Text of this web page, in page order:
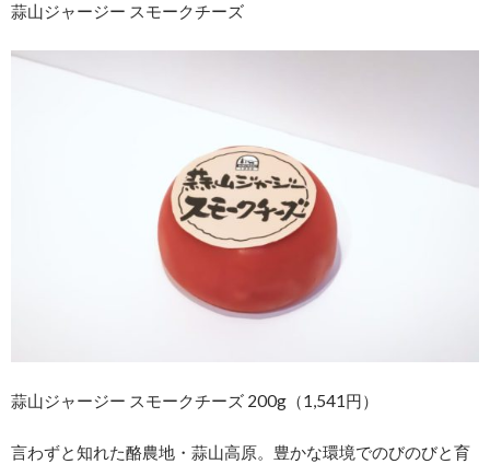
蒜山ジャージー スモークチーズ
蒜山ジャージー スモークチーズ 200g（1,541円）
言わずと知れた酪農地・蒜山高原。豊かな環境でのびのびと育